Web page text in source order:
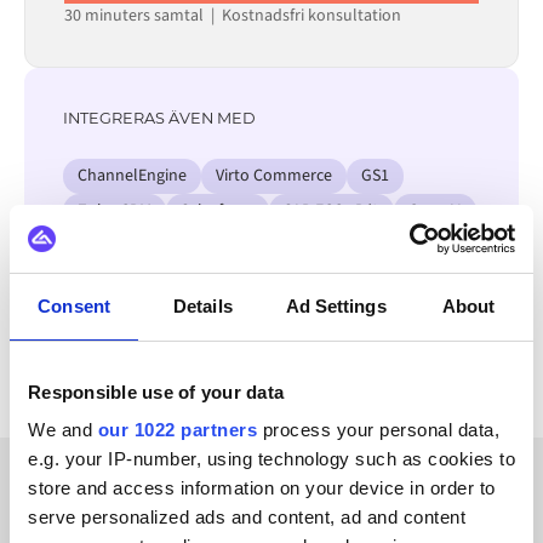
Consent Details Ad Settings About
Responsible use of your data
We and our 1022 partners process your personal data,
e.g. your IP-number, using technology such as cookies to
store and access information on your device in order to
serve personalized ads and content, ad and content
30 minuters samtal | Kostnadsfri konsultation
INTEGRERAS ÄVEN MED
ChannelEngine Virto Commerce
GS1
Zoho CRM
Salesforce SAP ECC - R/3
OpenAI
Se alla Akeneo-integrationer
KUNDBERÄTTELSER